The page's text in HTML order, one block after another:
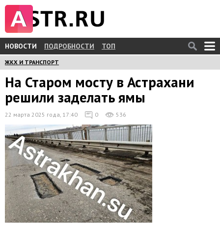
НОВОСТИ ПОДРОБНОСТИ ТОП
ЖКХ И ТРАНСПОРТ
На Старом мосту в Астрахани
решили заделать ямы
22 марта 2025 года, 17:40 0 536